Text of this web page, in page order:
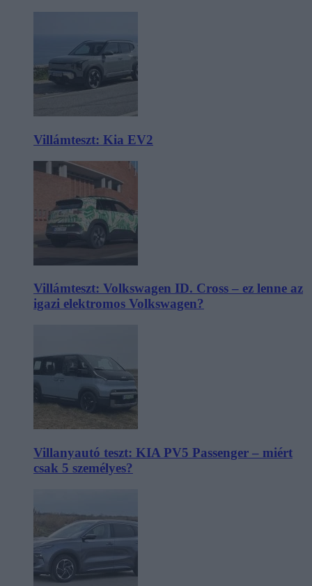
Villámteszt: Kia EV2
Villámteszt: Volkswagen ID. Cross – ez lenne az
igazi elektromos Volkswagen?
Villanyautó teszt: KIA PV5 Passenger – miért
csak 5 személyes?